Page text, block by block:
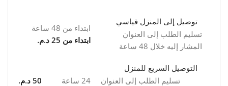
توصيل إلى المنزل قياسي
تسليم الطلب إلى العنوان
المشار إليه خلال 48 ساعة
ابتداء من 48 ساعة
ابتداء من 25 د.م.
التوصيل السريع للمنزل
تسليم الطلب إلى العنوان
24 ساعة 50 د.م.